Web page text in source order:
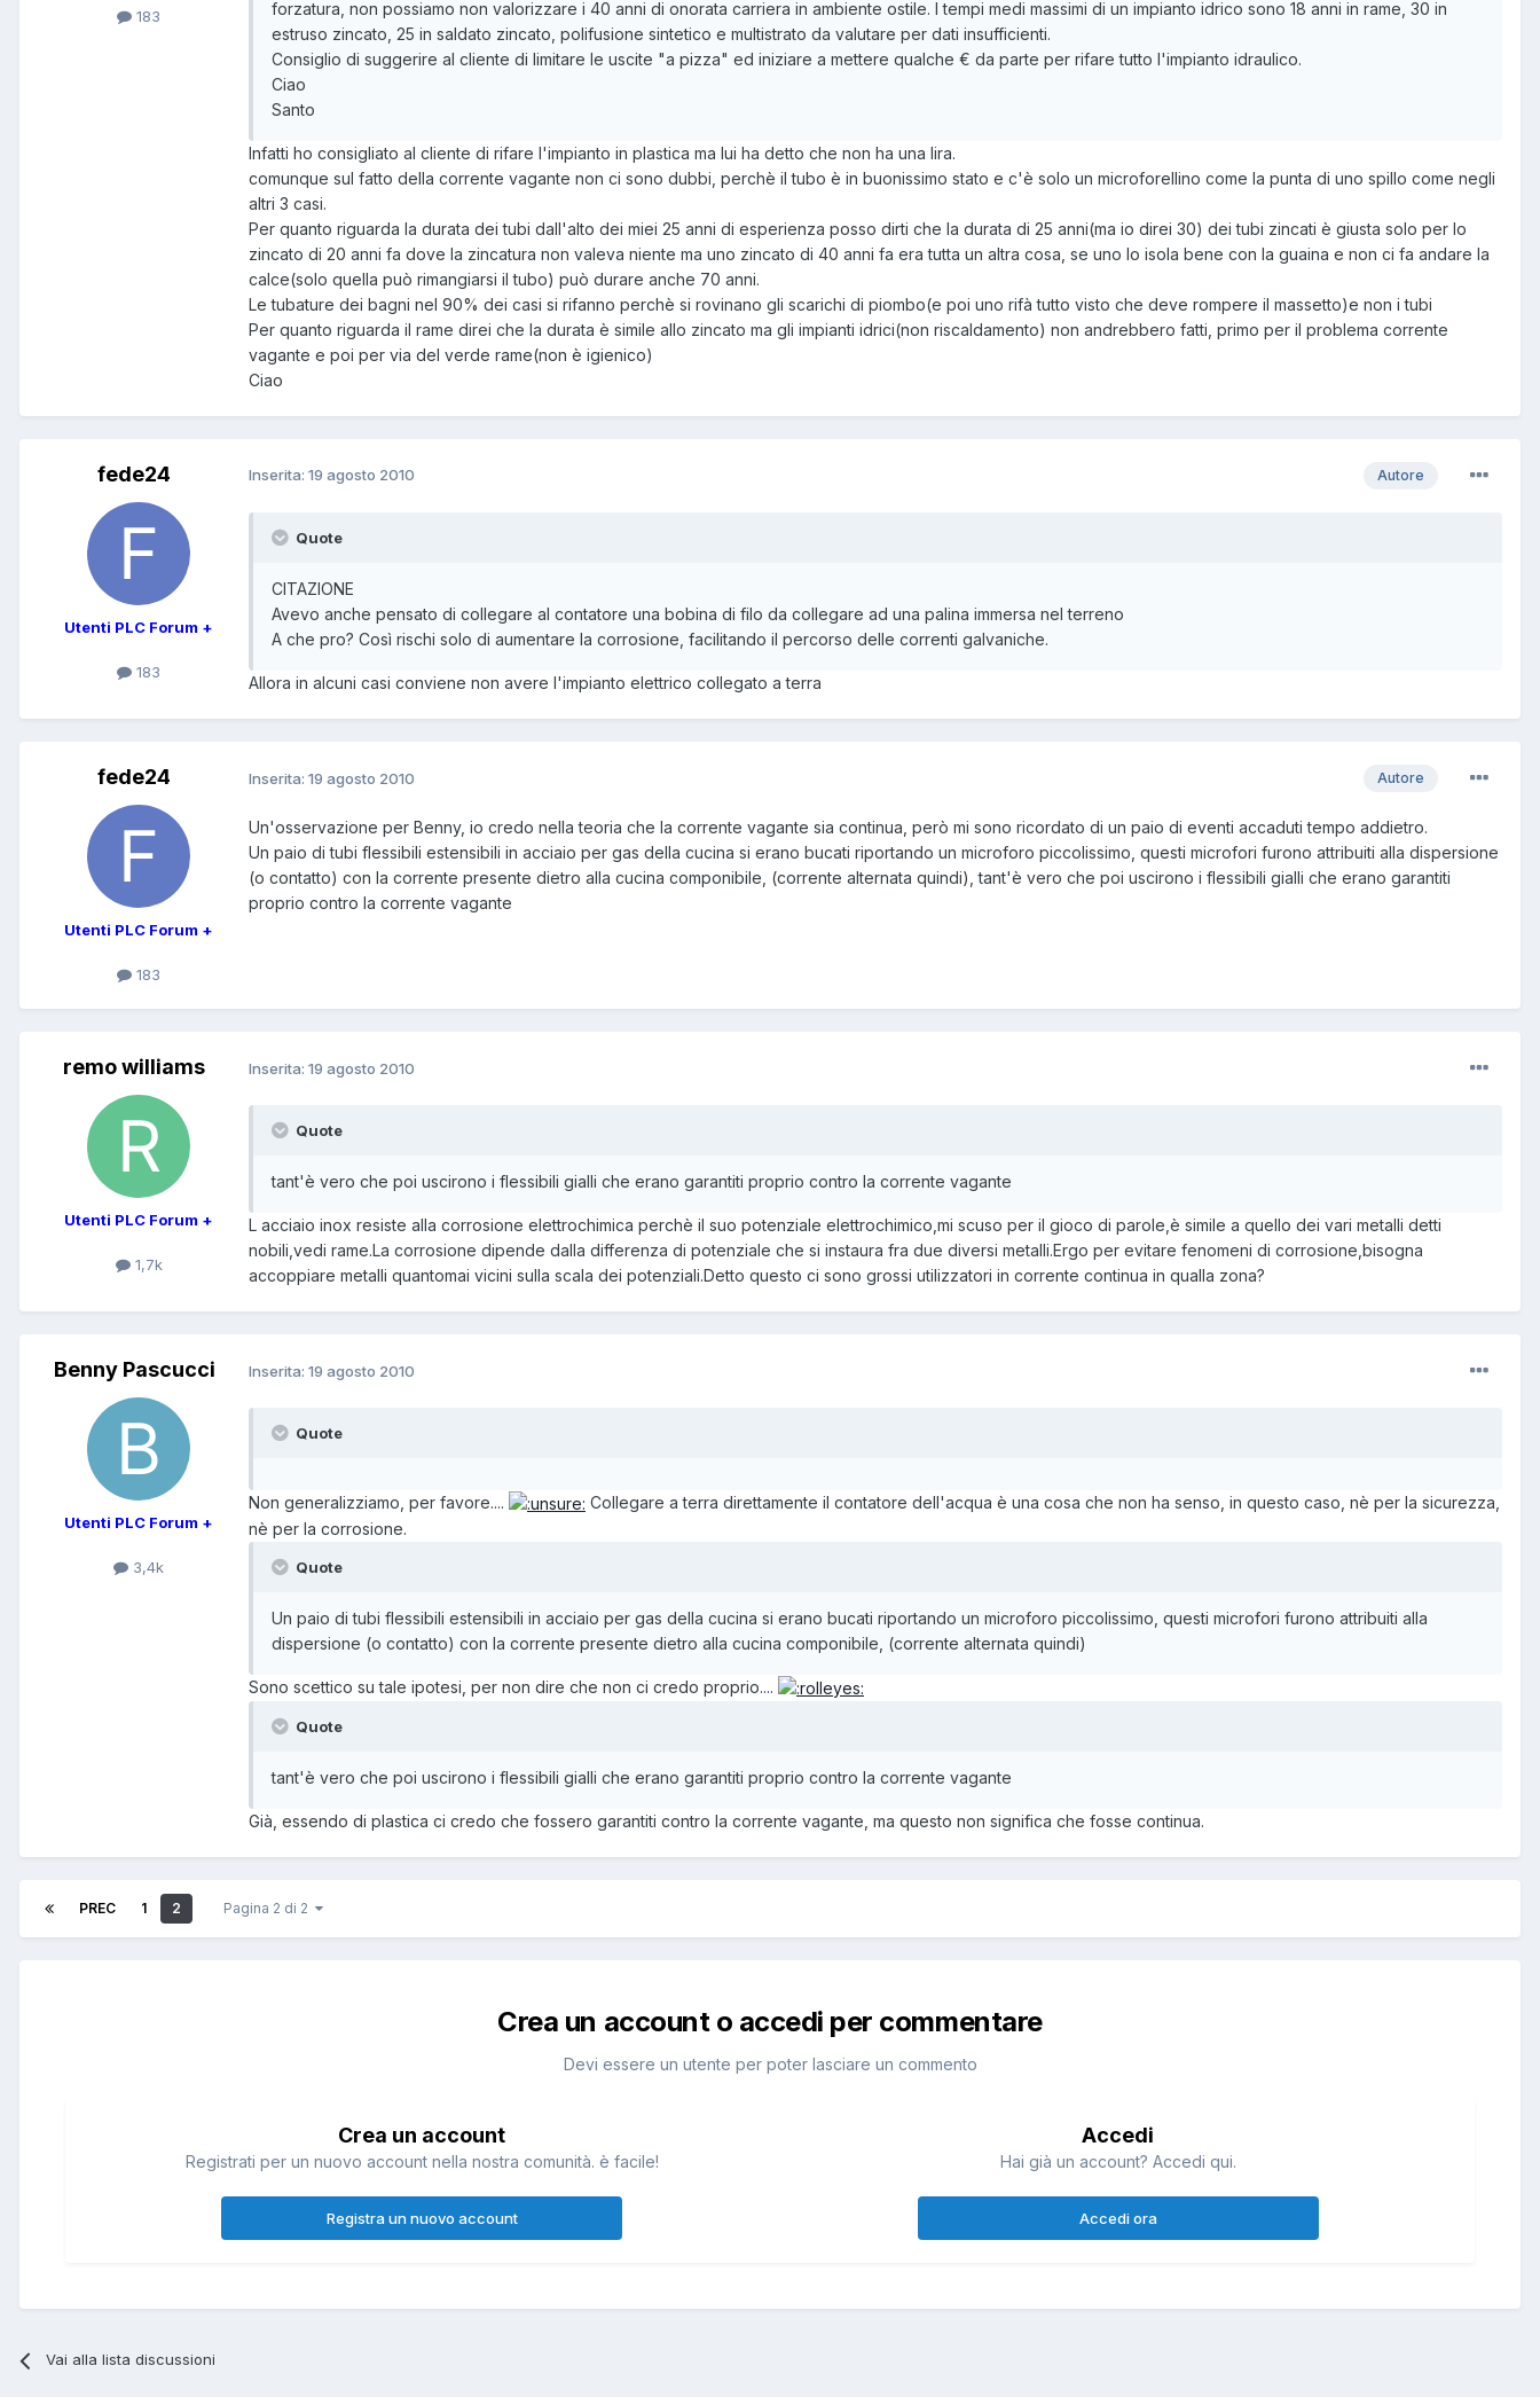
183
forzatura, non possiamo non valorizzare i 40 anni di onorata carriera in ambiente ostile. I tempi medi massimi di un impianto idrico sono 18 anni in rame, 30 in
estruso zincato, 25 in saldato zincato, polifusione sintetico e multistrato da valutare per dati insufficienti.
Consiglio di suggerire al cliente di limitare le uscite "a pizza" ed iniziare a mettere qualche € da parte per rifare tutto l'impianto idraulico.
Ciao
Santo
Infatti ho consigliato al cliente di rifare l'impianto in plastica ma lui ha detto che non ha una lira.
comunque sul fatto della corrente vagante non ci sono dubbi, perchè il tubo è in buonissimo stato e c'è solo un microforellino come la punta di uno spillo come negli
altri 3 casi.
Per quanto riguarda la durata dei tubi dall'alto dei miei 25 anni di esperienza posso dirti che la durata di 25 anni(ma io direi 30) dei tubi zincati è giusta solo per lo
zincato di 20 anni fa dove la zincatura non valeva niente ma uno zincato di 40 anni fa era tutta un altra cosa, se uno lo isola bene con la guaina e non ci fa andare la
calce(solo quella può rimangiarsi il tubo) può durare anche 70 anni.
Le tubature dei bagni nel 90% dei casi si rifanno perchè si rovinano gli scarichi di piombo(e poi uno rifà tutto visto che deve rompere il massetto)e non i tubi
Per quanto riguarda il rame direi che la durata è simile allo zincato ma gli impianti idrici(non riscaldamento) non andrebbero fatti, primo per il problema corrente
vagante e poi per via del verde rame(non è igienico)
Ciao
fede24
Utenti PLC Forum +
183
Autore
Inserita: 19 agosto 2010
Quote
CITAZIONE
Avevo anche pensato di collegare al contatore una bobina di filo da collegare ad una palina immersa nel terreno
A che pro? Così rischi solo di aumentare la corrosione, facilitando il percorso delle correnti galvaniche.
Allora in alcuni casi conviene non avere l'impianto elettrico collegato a terra
fede24
Utenti PLC Forum +
183
Autore
Inserita: 19 agosto 2010
Un'osservazione per Benny, io credo nella teoria che la corrente vagante sia continua, però mi sono ricordato di un paio di eventi accaduti tempo addietro.
Un paio di tubi flessibili estensibili in acciaio per gas della cucina si erano bucati riportando un microforo piccolissimo, questi microfori furono attribuiti alla dispersione
(o contatto) con la corrente presente dietro alla cucina componibile, (corrente alternata quindi), tant'è vero che poi uscirono i flessibili gialli che erano garantiti
proprio contro la corrente vagante
remo williams
Utenti PLC Forum +
1,7k
Inserita: 19 agosto 2010
Quote
tant'è vero che poi uscirono i flessibili gialli che erano garantiti proprio contro la corrente vagante
L acciaio inox resiste alla corrosione elettrochimica perchè il suo potenziale elettrochimico,mi scuso per il gioco di parole,è simile a quello dei vari metalli detti
nobili,vedi rame.La corrosione dipende dalla differenza di potenziale che si instaura fra due diversi metalli.Ergo per evitare fenomeni di corrosione,bisogna
accoppiare metalli quantomai vicini sulla scala dei potenziali.Detto questo ci sono grossi utilizzatori in corrente continua in qualla zona?
Benny Pascucci
Utenti PLC Forum +
3,4k
Inserita: 19 agosto 2010
Quote
Non generalizziamo, per favore....
Collegare a terra direttamente il contatore dell'acqua è una cosa che non ha senso, in questo caso, nè per la sicurezza,
nè per la corrosione.
Quote
Un paio di tubi flessibili estensibili in acciaio per gas della cucina si erano bucati riportando un microforo piccolissimo, questi microfori furono attribuiti alla
dispersione (o contatto) con la corrente presente dietro alla cucina componibile, (corrente alternata quindi)
Sono scettico su tale ipotesi, per non dire che non ci credo proprio....
Quote
tant'è vero che poi uscirono i flessibili gialli che erano garantiti proprio contro la corrente vagante
Già, essendo di plastica ci credo che fossero garantiti contro la corrente vagante, ma questo non significa che fosse continua.
PREC 1 2 Pagina 2 di 2
Crea un account o accedi per commentare
Devi essere un utente per poter lasciare un commento
Crea un account
Registrati per un nuovo account nella nostra comunità. è facile!
Registra un nuovo account
Accedi
Hai già un account? Accedi qui.
Accedi ora
Vai alla lista discussioni